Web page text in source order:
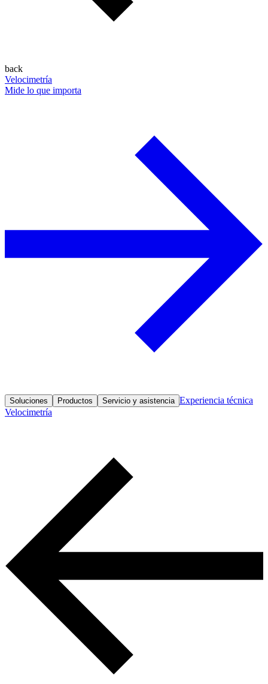
back
Velocimetría
Mide lo que importa
Soluciones Productos Servicio y asistencia Experiencia técnica
Velocimetría